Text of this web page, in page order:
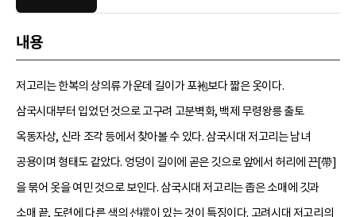
내용
저고리는 한복의 상의류 가운데 길이가 포袍보다 짧은 옷이다.
삼국시대부터 입었던 것으로 고구려 고분벽화, 백제 무령왕릉 출토
옥동자상, 신라 조각 등에서 찾아볼 수 있다. 삼국시대 저고리는 남녀
공용이며 형태도 같았다. 엉덩이 길이에 곧은 깃으로 앞에서 허리에 끈[帶]
을 묶어 옷을 여민 것으로 보인다. 삼국시대 저고리는 좁은 소매에 깃과
소매 끝, 도련에 다른 색의 선襈이 있는 것이 특징이다. 고려시대 저고리의